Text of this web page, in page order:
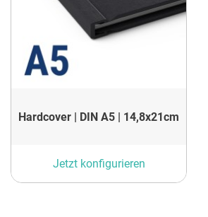
Hardcover | DIN A5 | 14,8x21cm
Jetzt konfigurieren